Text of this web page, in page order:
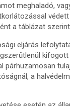
meghaladó,
a táblázat
eljárás
párhuzamosan
a